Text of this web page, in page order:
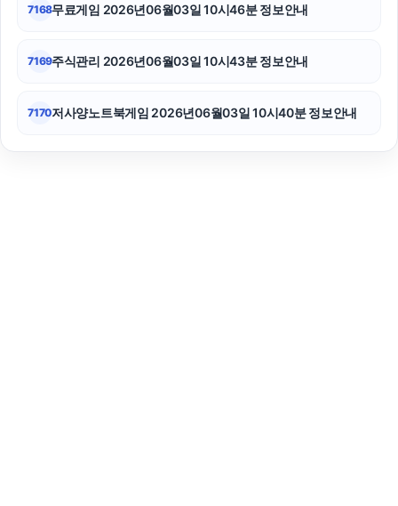
7168무료게임 2026년06월03일 10시46분 정보안내
7169주식관리 2026년06월03일 10시43분 정보안내
7170저사양노트북게임 2026년06월03일 10시40분 정보안내